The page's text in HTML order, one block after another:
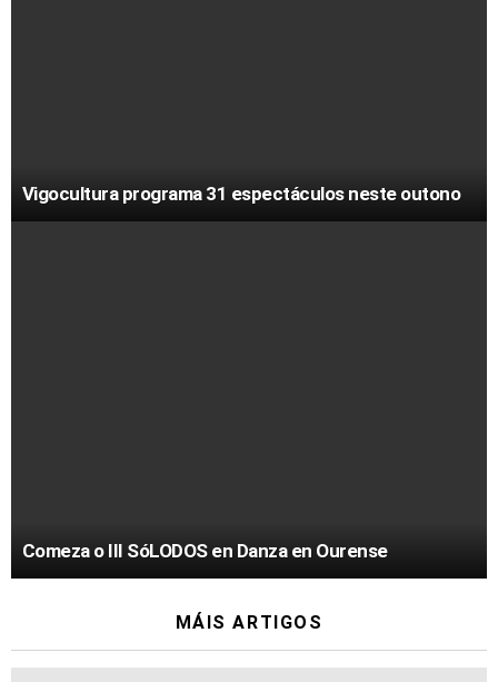
Vigocultura programa 31 espectáculos neste outono
Comeza o III SóLODOS en Danza en Ourense
MÁIS ARTIGOS